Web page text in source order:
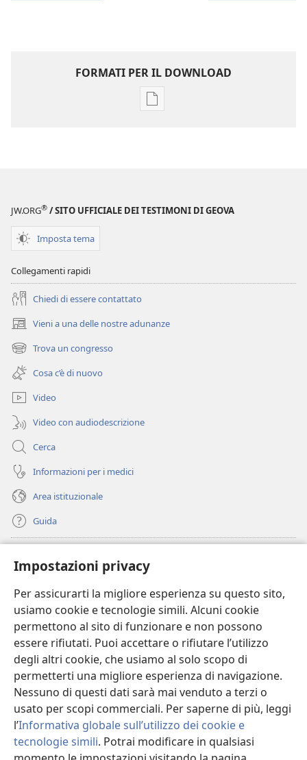
Impostazioni privacy
Per assicurarti la migliore esperienza su questo sito,
usiamo cookie e tecnologie simili. Alcuni cookie
permettono al sito di funzionare e non possono
essere rifiutati. Puoi accettare o rifiutare l’utilizzo
degli altri cookie, che usiamo al solo scopo di
permetterti una migliore esperienza di navigazione.
Nessuno di questi dati sarà mai venduto a terzi o
usato per scopi commerciali. Per saperne di più, leggi
l’Informativa globale sull’utilizzo dei cookie e
tecnologie simili. Potrai modificare in qualsiasi
FORMATI PER IL DOWNLOAD
Opzioni
LA
JW.ORG® / SITO UFFICIALE DEI TESTIMONI DI GEOVA
Imposta tema
Collegamenti rapidi
Chiedi di essere contattato
Vieni a una delle nostre adunanze
(apre
una
nuova
finestra)
Trova un congresso
(apre
una
nuova
finestra)
Cosa c’è di nuovo
Video
Video con audiodescrizione
Cerca
Informazioni per i medici
Area istituzionale
Guida
(apre
una
nuova
finestra)
BIBLIOTECA ONLINE Watchtower
(apre
una
nuova
finestra)
JW Hub
(apre
una
nuova
finestra)
JW Library
Watchtower Library®
Copyright© 2026 Watch Tower Bible and Tract Society of Pennsylvania.